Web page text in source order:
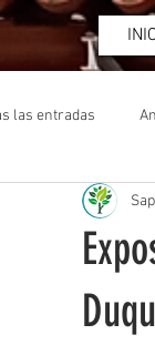
las entradas